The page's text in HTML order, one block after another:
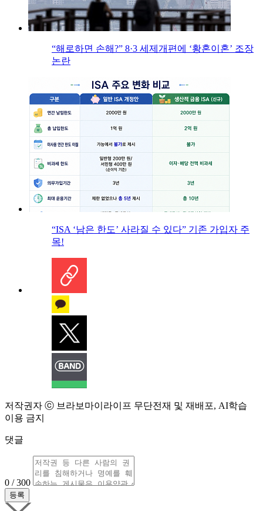
“해로하면 손해?” 8·3 세제개편에 ‘황혼이혼’ 조장
논란
“ISA ‘남은 한도’ 사라질 수 있다” 기존 가입자 주
목!
저작권자 ⓒ 브라보마이라이프 무단전재 및 재배포, AI학습
이용 금지
댓글
0 / 300